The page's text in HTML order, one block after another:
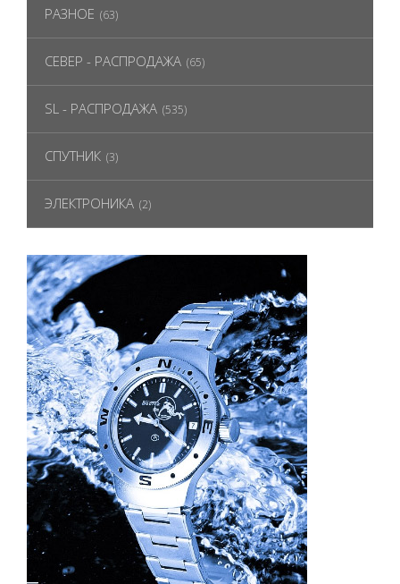
РАЗНОЕ (63)
СЕВЕР - РАСПРОДАЖА (65)
SL - РАСПРОДАЖА (535)
СПУТНИК (3)
ЭЛЕКТРОНИКА (2)